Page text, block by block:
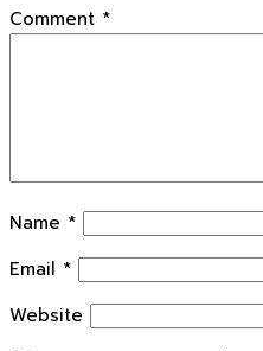
Comment *
Name *
Email *
Website